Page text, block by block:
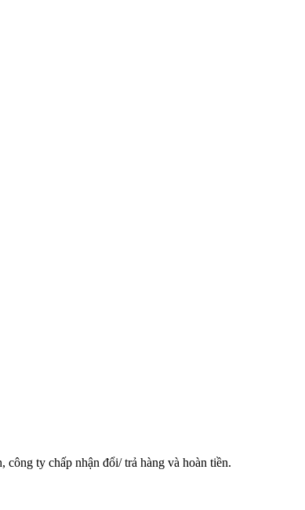
ty chấp nhận đổi/ trả hàng và hoàn tiền.